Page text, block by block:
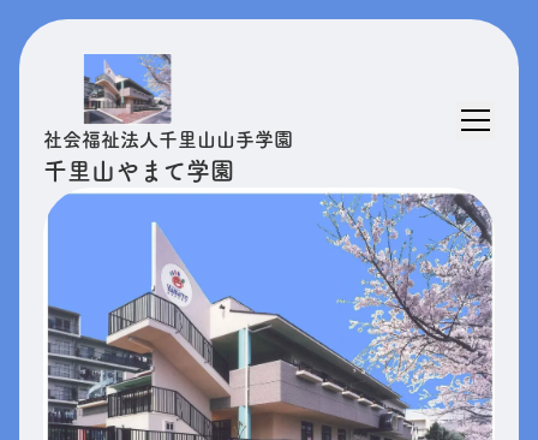
社会福祉法人千里山山手学園
千里山やまて学園